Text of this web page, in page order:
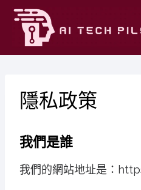
Skip
content
隱私政策
我們是誰
我們的網站地址是：